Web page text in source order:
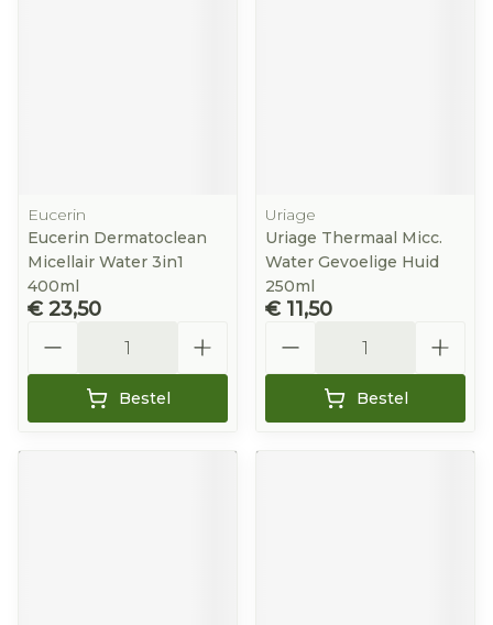
Eucerin
Eucerin Dermatoclean
Micellair Water 3in1
400ml
€ 23,50
Bestel
Uriage
Uriage Thermaal Micc.
Water Gevoelige Huid
250ml
€ 11,50
Bestel